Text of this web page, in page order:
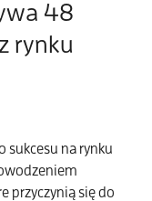
48
rynku
sukcesu na rynku
przyczynią się do